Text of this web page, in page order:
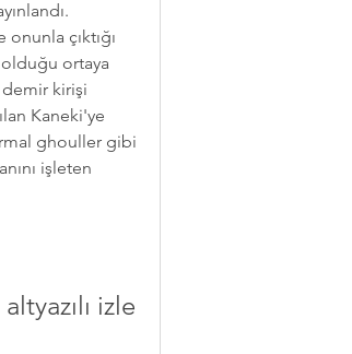
çıktığı
olduğu ortaya
demir kirişi
Kaneki'ye
ghouller gibi
işleten
izle